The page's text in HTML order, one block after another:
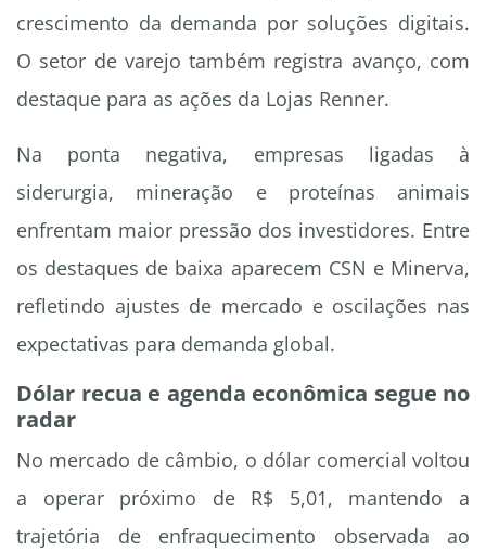
crescimento da demanda por soluções digitais.
O setor de varejo também registra avanço, com
destaque para as ações da Lojas Renner.
Na ponta negativa, empresas ligadas à
siderurgia, mineração e proteínas animais
enfrentam maior pressão dos investidores. Entre
os destaques de baixa aparecem CSN e Minerva,
refletindo ajustes de mercado e oscilações nas
expectativas para demanda global.
Dólar recua e agenda econômica segue no
radar
No mercado de câmbio, o dólar comercial voltou
a operar próximo de R$ 5,01, mantendo a
trajetória de enfraquecimento observada ao